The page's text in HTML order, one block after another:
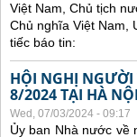
Việt Nam, Chủ tịch
Chủ nghĩa Việt Nam,
tiếc báo tin:
HỘI NGHỊ NGƯỜI
8/2024 TẠI HÀ NỘI
Wed, 07/03/2024 - 09:17
Ủy ban Nhà nước về